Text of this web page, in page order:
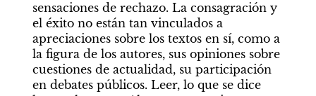
sensaciones de rechazo. La consagración y
el éxito no están tan vinculados a
apreciaciones sobre los textos en sí, como a
la figura de los autores, sus opiniones sobre
cuestiones de actualidad, su participación
en debates públicos. Leer, lo que se dice